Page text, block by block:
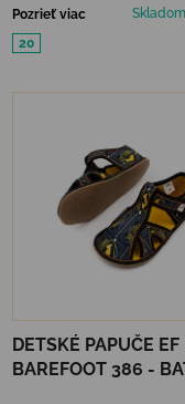
Pozrieť viac Skladom
20
DETSKÉ PAPUČE EF
BAREFOOT 386 -